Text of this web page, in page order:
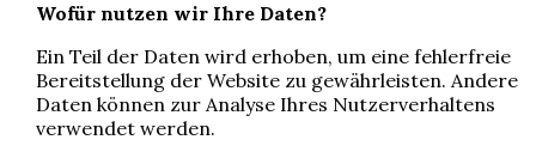
Wofür nutzen wir Ihre Daten?
Ein Teil der Daten wird erhoben, um eine fehlerfreie
Bereitstellung der Website zu gewährleisten. Andere
Daten können zur Analyse Ihres Nutzerverhaltens
verwendet werden.